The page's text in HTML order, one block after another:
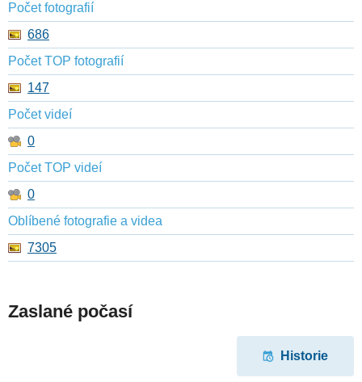
Počet fotografií
686
Počet TOP fotografií
147
Počet videí
0
Počet TOP videí
0
Oblíbené fotografie a videa
7305
Zaslané počasí
Historie